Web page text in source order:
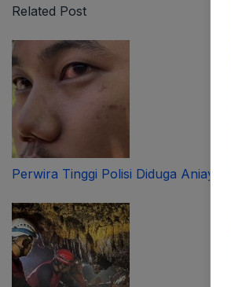
Related Post
Perwira Tinggi Polisi Diduga Aniaya